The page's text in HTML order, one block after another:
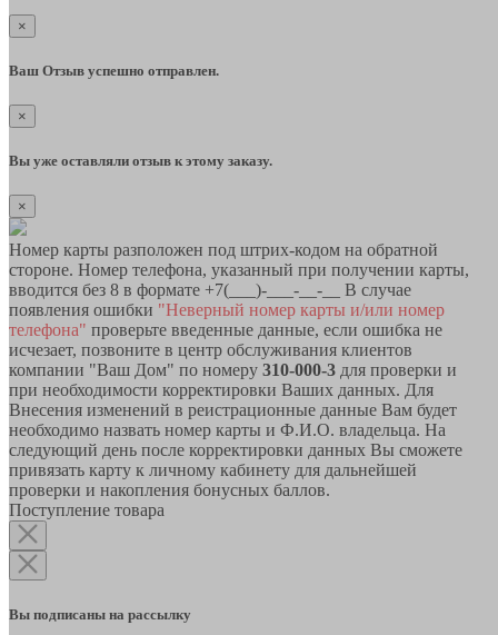
×
Ваш Отзыв успешно отправлен.
×
Вы уже оставляли отзыв к этому заказу.
×
Номер карты разположен под штрих-кодом на обратной
стороне. Номер телефона, указанный при получении карты,
вводится без 8 в формате +7(___)-___-__-__ В случае
появления ошибки "Неверный номер карты и/или номер
телефона" проверьте введенные данные, если ошибка не
исчезает, позвоните в центр обслуживания клиентов
компании "Ваш Дом" по номеру 310-000-3 для проверки и
при необходимости корректировки Ваших данных. Для
Внесения изменений в реистрационные данные Вам будет
необходимо назвать номер карты и Ф.И.О. владельца. На
следующий день после корректировки данных Вы сможете
привязать карту к личному кабинету для дальнейшей
проверки и накопления бонусных баллов.
Поступление товара
Вы подписаны на рассылку